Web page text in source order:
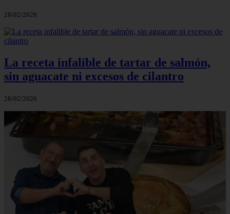
28/02/2026
La receta infalible de tartar de salmón,
sin aguacate ni excesos de cilantro
28/02/2026